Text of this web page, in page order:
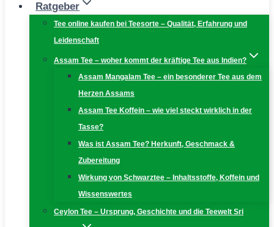
Ratgeber
Tee online kaufen bei Teesorte – Qualität, Erfahrung und
Leidenschaft
Assam Tee – woher kommt der kräftige Tee aus Indien?
Assam Mangalam Tee – ein besonderer Tee aus dem
Herzen Assams
Assam Tee Koffein – wie viel steckt wirklich in der
Tasse?
Was ist Assam Tee? Herkunft, Geschmack &
Zubereitung
Wirkung von Schwarztee – Inhaltsstoffe, Koffein und
Wissenswertes
Ceylon Tee – Ursprung, Geschichte und die Teewelt Sri